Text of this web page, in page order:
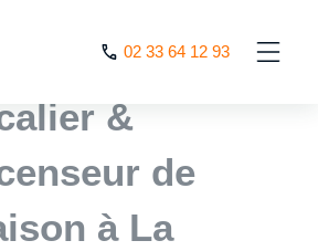
02 33 64 12 93
monte
&
de
à La